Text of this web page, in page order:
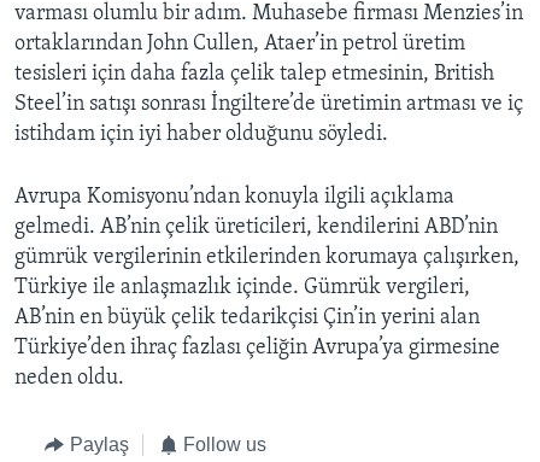
varması olumlu bir adım. Muhasebe firması Menzies’in
ortaklarından John Cullen, Ataer’in petrol üretim
tesisleri için daha fazla çelik talep etmesinin, British
Steel’in satışı sonrası İngiltere’de üretimin artması ve iç
istihdam için iyi haber olduğunu söyledi.
Avrupa Komisyonu’ndan konuyla ilgili açıklama
gelmedi. AB’nin çelik üreticileri, kendilerini ABD’nin
gümrük vergilerinin etkilerinden korumaya çalışırken,
Türkiye ile anlaşmazlık içinde. Gümrük vergileri,
AB’nin en büyük çelik tedarikçisi Çin’in yerini alan
Türkiye’den ihraç fazlası çeliğin Avrupa’ya girmesine
neden oldu.
Paylaş Follow us